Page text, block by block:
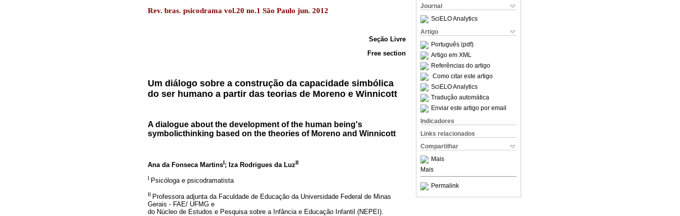
Journal
SciELO Analytics
Artigo
Português (pdf)
Artigo em XML
Referências do artigo
Como citar este artigo
SciELO Analytics
Tradução automática
Enviar este artigo por email
Indicadores
Links relacionados
Compartilhar
Mais
Mais
Permalink
Rev. bras. psicodrama vol.20 no.1 São Paulo jun. 2012
Seção Livre
Free section
Um diálogo sobre a construção da capacidade simbólica
do ser humano a partir das teorias de Moreno e Winnicott
A dialogue about the development of the human being's
symbolicthinking based on the theories of Moreno and Winnicott
Ana da Fonseca MartinsI; Iza Rodrigues da LuzII
I Psicóloga e psicodramatista
II Professora adjunta da Faculdade de Educação da Universidade Federal de Minas
Gerais - FAE/ UFMG e
do Núcleo de Estudos e Pesquisa sobre a Infância e Educação Infantil (NEPEI).